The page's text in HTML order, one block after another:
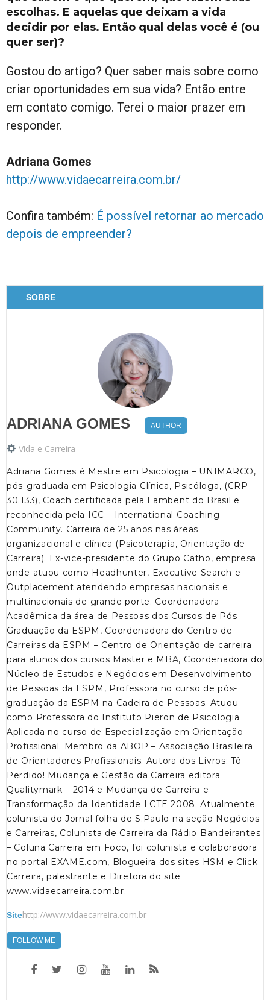
escolhas. E aquelas que deixam a vida
decidir por elas. Então qual delas você é (ou
quer ser)?
Gostou do artigo? Quer saber mais sobre como
criar oportunidades em sua vida? Então entre
em contato comigo. Terei o maior prazer em
responder.
Adriana Gomes
http://www.vidaecarreira.com.br/
Confira também: É possível retornar ao mercado
depois de empreender?
SOBRE
ADRIANA GOMES AUTHOR
Vida e Carreira
Adriana Gomes é Mestre em Psicologia – UNIMARCO,
pós-graduada em Psicologia Clínica, Psicóloga, (CRP
30.133), Coach certificada pela Lambent do Brasil e
reconhecida pela ICC – International Coaching
Community. Carreira de 25 anos nas áreas
organizacional e clínica (Psicoterapia, Orientação de
Carreira). Ex-vice-presidente do Grupo Catho, empresa
onde atuou como Headhunter, Executive Search e
Outplacement atendendo empresas nacionais e
multinacionais de grande porte. Coordenadora
Acadêmica da área de Pessoas dos Cursos de Pós
Graduação da ESPM, Coordenadora do Centro de
Carreiras da ESPM – Centro de Orientação de carreira
para alunos dos cursos Master e MBA, Coordenadora do
Núcleo de Estudos e Negócios em Desenvolvimento
de Pessoas da ESPM, Professora no curso de pós-
graduação da ESPM na Cadeira de Pessoas. Atuou
como Professora do Instituto Pieron de Psicologia
Aplicada no curso de Especialização em Orientação
Profissional. Membro da ABOP – Associação Brasileira
de Orientadores Profissionais. Autora dos Livros: Tô
Perdido! Mudança e Gestão da Carreira editora
Qualitymark – 2014 e Mudança de Carreira e
Transformação da Identidade LCTE 2008. Atualmente
colunista do Jornal folha de S.Paulo na seção Negócios
e Carreiras, Colunista de Carreira da Rádio Bandeirantes
– Coluna Carreira em Foco, foi colunista e colaboradora
no portal EXAME.com, Blogueira dos sites HSM e Click
Carreira, palestrante e Diretora do site
www.vidaecarreira.com.br.
Sitehttp://www.vidaecarreira.com.br
FOLLOW ME